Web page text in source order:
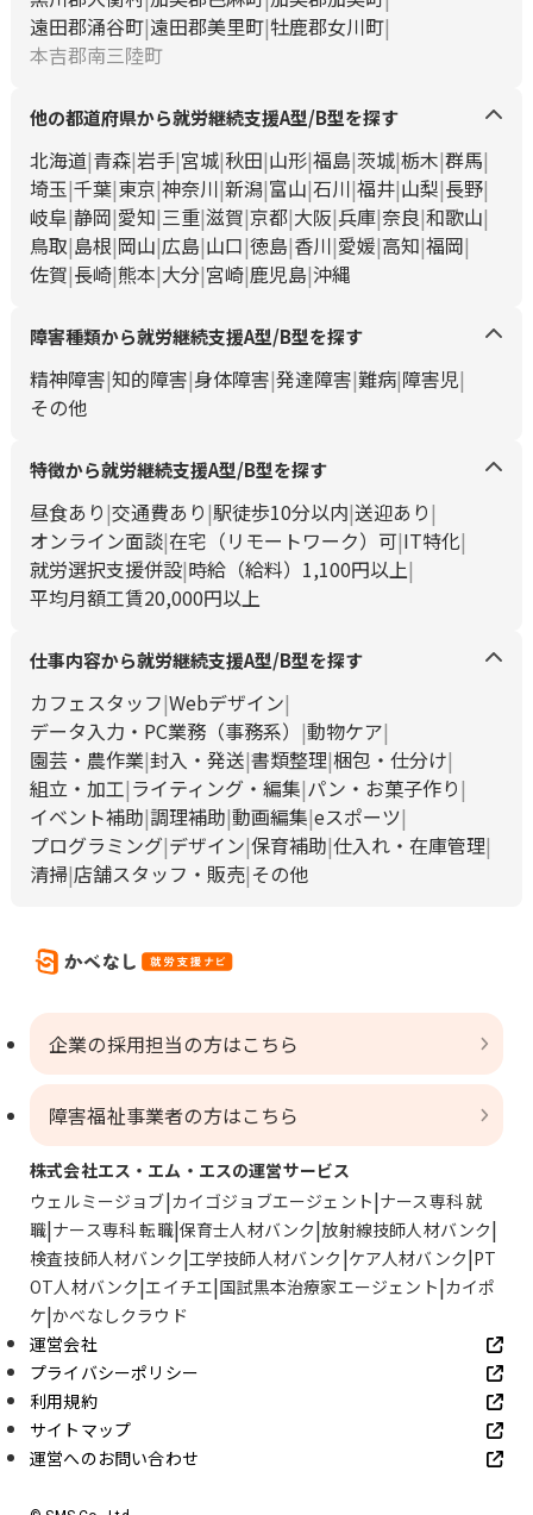
遠田郡涌谷町 遠田郡美里町 牡鹿郡女川町
本吉郡南三陸町
他の都道府県から就労継続支援A型/B型を探す
北海道 青森 岩手 宮城 秋田 山形 福島 茨城 栃木 群馬
埼玉 千葉 東京 神奈川 新潟 富山 石川 福井 山梨 長野
岐阜 静岡 愛知 三重 滋賀 京都 大阪 兵庫 奈良 和歌山
鳥取 島根 岡山 広島 山口 徳島 香川 愛媛 高知 福岡
佐賀 長崎 熊本 大分 宮崎 鹿児島 沖縄
障害種類から就労継続支援A型/B型を探す
精神障害 知的障害 身体障害 発達障害 難病 障害児
その他
特徴から就労継続支援A型/B型を探す
昼食あり 交通費あり 駅徒歩10分以内 送迎あり
オンライン面談 在宅（リモートワーク）可 IT特化
就労選択支援併設 時給（給料）1,100円以上
平均月額工賃20,000円以上
仕事内容から就労継続支援A型/B型を探す
カフェスタッフ Webデザイン
データ入力・PC業務（事務系）
動物ケア
園芸・農作業 封入・発送 書類整理 梱包・仕分け
組立・加工 ライティング・編集 パン・お菓子作り
イベント補助 調理補助 動画編集 eスポーツ
プログラミング デザイン 保育補助 仕入れ・在庫管理
清掃 店舗スタッフ・販売 その他
企業の採用担当の方はこちら
障害福祉事業者の方はこちら
株式会社エス・エム・エスの運営サービス
ウェルミージョブ カイゴジョブエージェント ナース専科 就
職 ナース専科 転職 保育士人材バンク 放射線技師人材バンク
検査技師人材バンク 工学技師人材バンク ケア人材バンク PT
OT人材バンク エイチエ 国試黒本治療家エージェント カイポ
ケ かべなしクラウド
運営会社
プライバシーポリシー
利用規約
サイトマップ
運営へのお問い合わせ